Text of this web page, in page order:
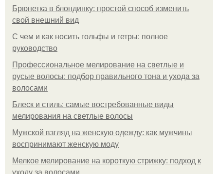
Брюнетка в блондинку: простой способ изменить
свой внешний вид
С чем и как носить гольфы и гетры: полное
руководство
Профессиональное мелирование на светлые и
русые волосы: подбор правильного тона и ухода за
волосами
Блеск и стиль: самые востребованные виды
мелирования на светлые волосы
Мужской взгляд на женскую одежду: как мужчины
воспринимают женскую моду
Мелкое мелирование на короткую стрижку: подход к
уходу за волосами